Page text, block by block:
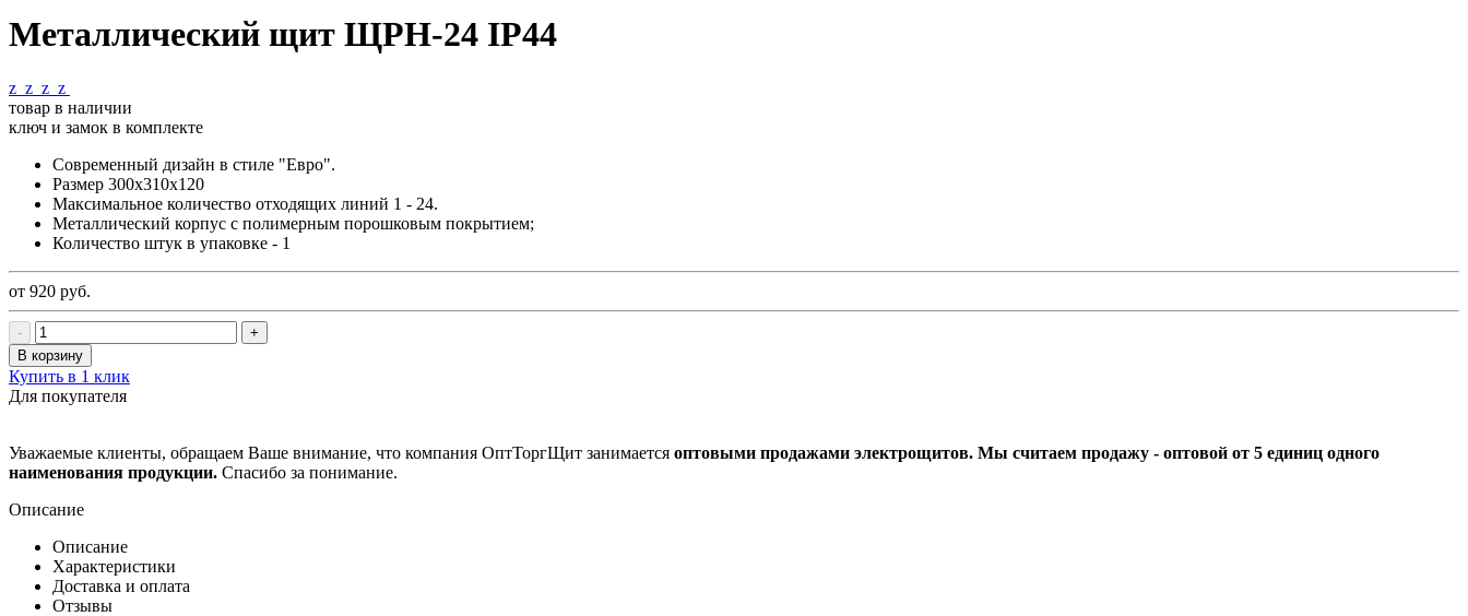
Металлический щит ЩРН-24 IP44
z z z z
товар в наличии
ключ и замок в комплекте
Современный дизайн в стиле "Евро".
Размер 300х310х120
Максимальное количество отходящих линий 1 - 24.
Металлический корпус с полимерным порошковым покрытием;
Количество штук в упаковке - 1
от 920 руб.
-
+
В корзину
Купить в 1 клик
Для покупателя
Уважаемые клиенты, обращаем Ваше внимание, что компания ОптТоргЩит занимается оптовыми продажами электрощитов. Мы считаем продажу - оптовой от 5 единиц одного
наименования продукции. Спасибо за понимание.
Описание
Описание
Характеристики
Доставка и оплата
Отзывы